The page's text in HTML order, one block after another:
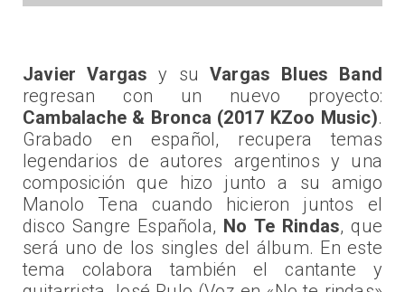
Javier Vargas y su Vargas Blues Band
regresan con un nuevo proyecto:
Cambalache & Bronca (2017 KZoo Music).
Grabado en español, recupera temas
legendarios de autores argentinos y una
composición que hizo junto a su amigo
Manolo Tena cuando hicieron juntos el
disco Sangre Española, No Te Rindas, que
será uno de los singles del álbum. En este
tema colabora también el cantante y